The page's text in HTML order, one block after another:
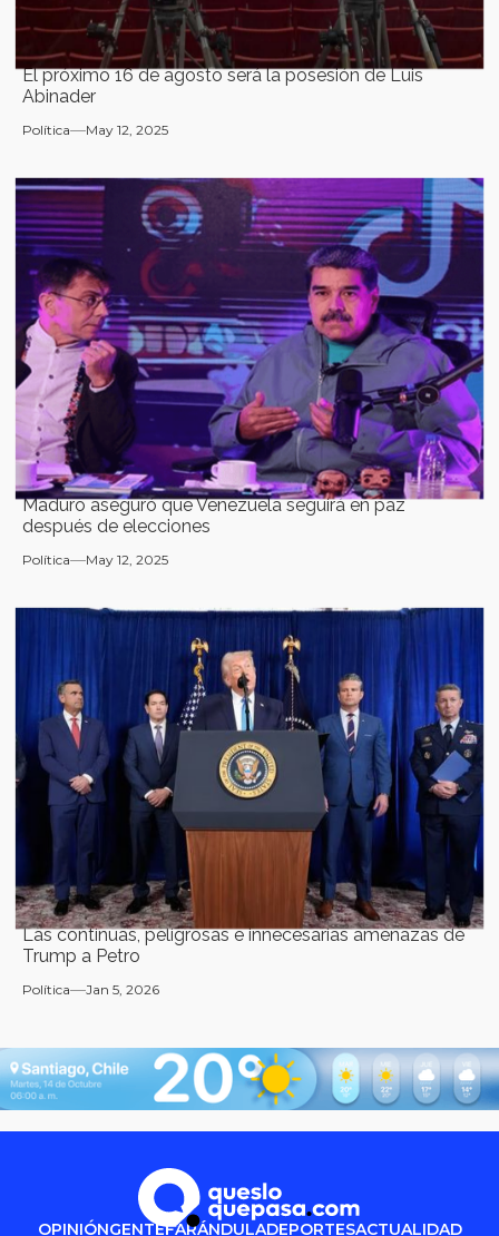
El próximo 16 de agosto será la posesión de Luis
Abinader
Política May 12, 2025
Maduro aseguró que Venezuela seguirá en paz
después de elecciones
Política May 12, 2025
Las continuas, peligrosas e innecesarias amenazas de
Trump a Petro
Política Jan 5, 2026
OPINIÓNGENTEFARÁNDULADEPORTESACTUALIDAD